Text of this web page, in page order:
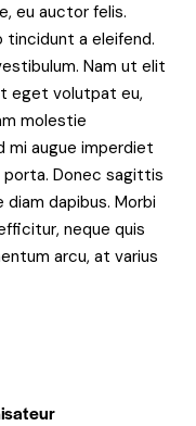
eu auctor felis.
tincidunt a eleifend.
Nam ut elit
eget volutpat eu,
molestie
mi augue imperdiet
porta. Donec sagittis
dapibus. Morbi
neque quis
arcu, at varius